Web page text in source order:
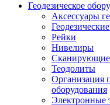
Геодезическое
Аксессуары
Рейки
Нивелиры
Теодолиты
Организация
оборудования
Электронные